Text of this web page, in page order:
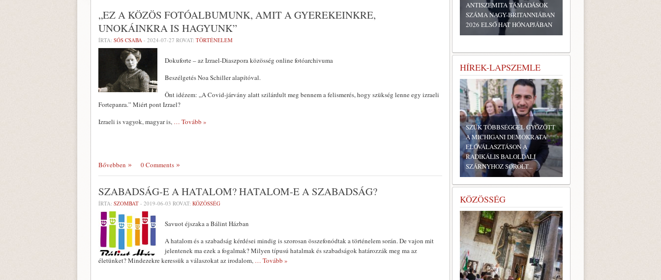
„EZ A KÖZÖS FOTÓALBUMUNK, AMIT A GYEREKEINKRE,
UNOKÁINKRA IS HAGYUNK”
ÍRTA: SÓS CSABA - 2024-07-27 ROVAT: TÖRTÉNELEM
Dokuforte – az Izrael-Diaszpora közösség online fotóarchivuma
Beszélgetés Noa Schiller alapítóval.
Önt idézem: „A Covid-járvány alatt szilárdult meg bennem a felismerés, hogy szükség lenne egy izraeli
Fortepanra.” Miért pont Izrael?
Izraeli is vagyok, magyar is, … Tovább »
Bővebben 0 Comments
SZABADSÁG-E A HATALOM? HATALOM-E A SZABADSÁG?
ÍRTA: SZOMBAT - 2019-06-03 ROVAT: KÖZÖSSÉG
Savuot éjszaka a Bálint Házban
A hatalom és a szabadság kérdései mindig is szorosan összefonódtak a történelem során. De vajon mit
jelentenek ma ezek a fogalmak? Milyen típusú hatalmak és szabadságok határozzák meg ma az
életünket? Mindezekre keressük a válaszokat az irodalom, … Tovább »
ANTISZEMITA TÁMADÁSOK
SZÁMA NAGY-BRITANNIÁBAN
2026 ELSŐ HAT HÓNAPJÁBAN
HÍREK-LAPSZEMLE
SZŰK TÖBBSÉGGEL GYŐZÖTT
A MICHIGANI DEMOKRATA
ELŐVÁLASZTÁSON A
RADIKÁLIS BALOLDALI
SZÁRNYHOZ SOROLT...
KÖZÖSSÉG